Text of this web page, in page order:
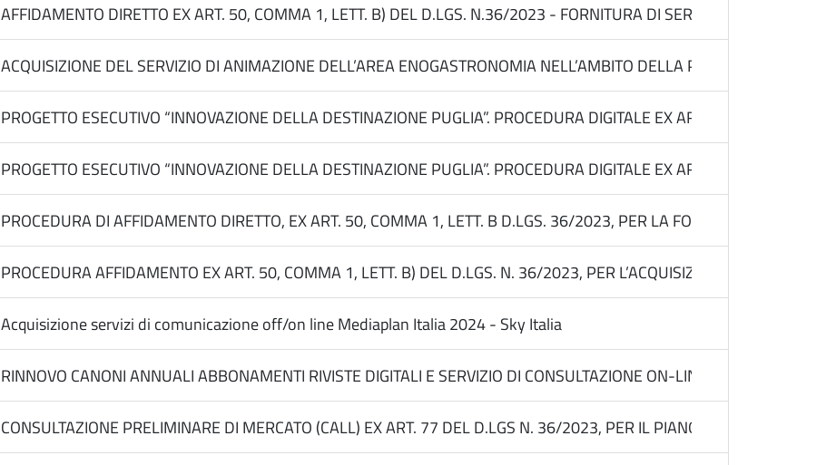
AFFIDAMENTO DIRETTO EX ART. 50, COMMA 1, LETT. B) DEL D.LGS. N.36/2023 - FORNITURA DI SERVIZI DI
ACQUISIZIONE DEL SERVIZIO DI ANIMAZIONE DELL’AREA ENOGASTRONOMIA NELL’AMBITO DELLA
PROGETTO ESECUTIVO “INNOVAZIONE DELLA DESTINAZIONE PUGLIA”. PROCEDURA DIGITALE EX ART. 50, COMMA
PROGETTO ESECUTIVO “INNOVAZIONE DELLA DESTINAZIONE PUGLIA”. PROCEDURA DIGITALE EX ART. 50, COMMA
PROCEDURA DI AFFIDAMENTO DIRETTO, EX ART. 50, COMMA 1, LETT. B D.LGS. 36/2023, PER LA FORNITURA DI 4
PROCEDURA AFFIDAMENTO EX ART. 50, COMMA 1, LETT. B) DEL D.LGS. N. 36/2023, PER L’ACQUISIZIONE DI LICENZE
Acquisizione servizi di comunicazione off/on line Mediaplan Italia 2024 - Sky Italia
RINNOVO CANONI ANNUALI ABBONAMENTI RIVISTE DIGITALI E SERVIZIO DI CONSULTAZIONE ON-LINE PER L’ATTIVITÀ
CONSULTAZIONE PRELIMINARE DI MERCATO (CALL) EX ART. 77 DEL D.LGS N. 36/2023, PER IL PIANO DI